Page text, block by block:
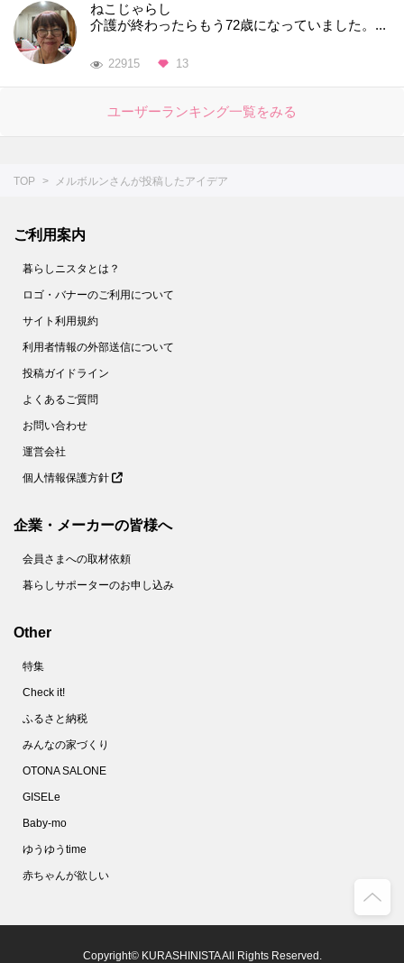
ねこじゃらし
介護が終わったらもう72歳になっていました。...
22915 13
ユーザーランキング一覧をみる
TOP メルボルンさんが投稿したアイデア
ご利用案内
暮らしニスタとは？
ロゴ・バナーのご利用について
サイト利用規約
利用者情報の外部送信について
投稿ガイドライン
よくあるご質問
お問い合わせ
運営会社
個人情報保護方針
企業・メーカーの皆様へ
会員さまへの取材依頼
暮らしサポーターのお申し込み
Other
特集
Check it!
ふるさと納税
みんなの家づくり
OTONA SALONE
GISELe
Baby-mo
ゆうゆうtime
赤ちゃんが欲しい
Copyright© KURASHINISTA All Rights Reserved.